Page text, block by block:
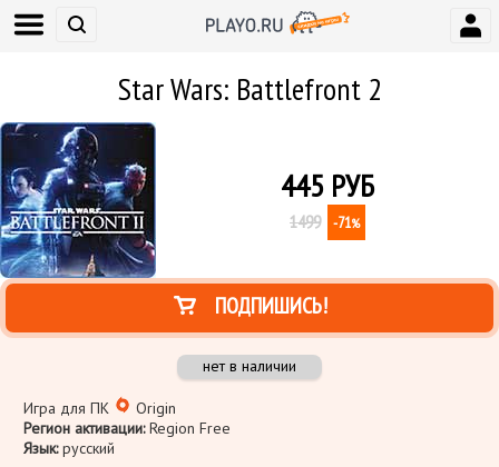
Star Wars: Battlefront 2
445 РУБ
1499 -71%
ПОДПИШИСЬ!
нет в наличии
Игра для ПК
Origin
Регион активации:Region Free
Язык:русский